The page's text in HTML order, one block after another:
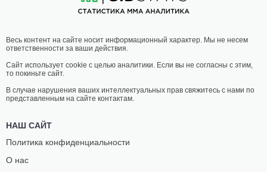
МОЙЗЕС
19-9- 0
04:25 МСК•
ЛЕГКИЙ ВЕС 70.3 КГ
КОСТА
Весь контент на сайте носит информационный характер. Мы не несем
ответственности за ваши действия.
Сайт использует cookie с целью аналитики. Если вы не согласны с этим,
то покиньте сайт.
В случае нарушения ваших интеллектуальных прав свяжитесь с нами по
представленным на сайте контактам.
НАШ САЙТ
Политика конфиденциальности
О нас